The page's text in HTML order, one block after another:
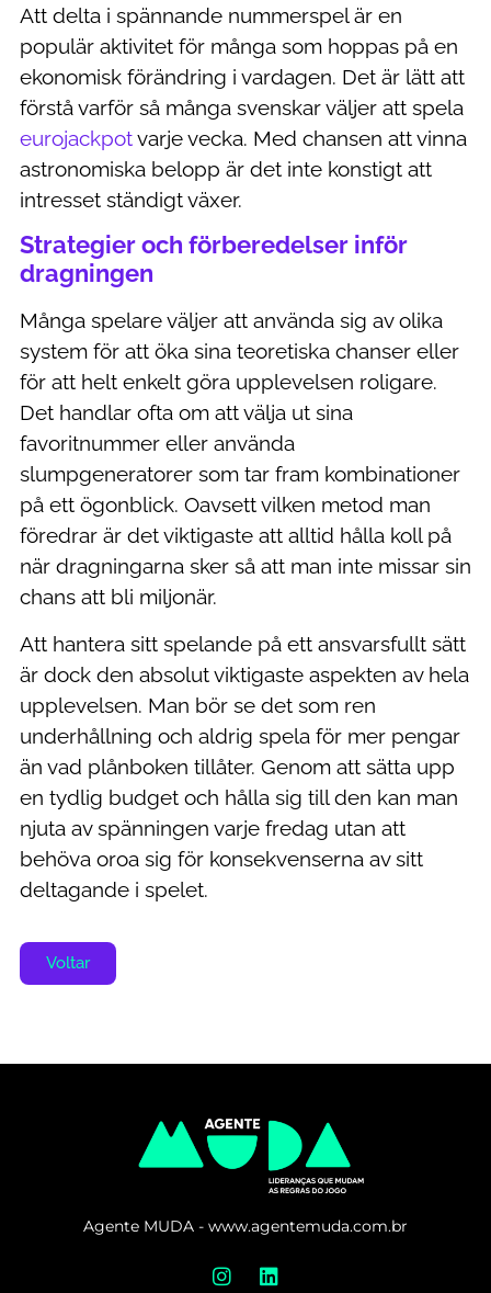
Att delta i spännande nummerspel är en
populär aktivitet för många som hoppas på en
ekonomisk förändring i vardagen. Det är lätt att
förstå varför så många svenskar väljer att spela
eurojackpotvarje vecka. Med chansen att vinna
astronomiska belopp är det inte konstigt att
intresset ständigt växer.
Strategier och förberedelser inför
dragningen
Många spelare väljer att använda sig av olika
system för att öka sina teoretiska chanser eller
för att helt enkelt göra upplevelsen roligare.
Det handlar ofta om att välja ut sina
favoritnummer eller använda
slumpgeneratorer som tar fram kombinationer
på ett ögonblick. Oavsett vilken metod man
föredrar är det viktigaste att alltid hålla koll på
när dragningarna sker så att man inte missar sin
chans att bli miljonär.
Att hantera sitt spelande på ett ansvarsfullt sätt
är dock den absolut viktigaste aspekten av hela
upplevelsen. Man bör se det som ren
underhållning och aldrig spela för mer pengar
än vad plånboken tillåter. Genom att sätta upp
en tydlig budget och hålla sig till den kan man
njuta av spänningen varje fredag utan att
behöva oroa sig för konsekvenserna av sitt
deltagande i spelet.
Voltar
Agente MUDA - www.agentemuda.com.br